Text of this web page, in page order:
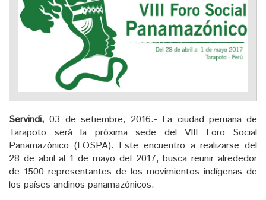
Servindi, 03 de setiembre, 2016.- La ciudad peruana de
Tarapoto será la próxima sede del VIII Foro Social
Panamazónico (FOSPA). Este encuentro a realizarse del
28 de abril al 1 de mayo del 2017, busca reunir alrededor
de 1500 representantes de los movimientos indígenas de
los países andinos panamazónicos.